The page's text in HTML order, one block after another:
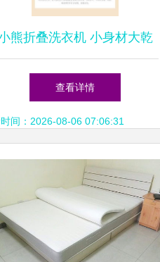
熊折叠洗衣机 小身材大乾
坤，内衣裤洗涤的新选择
查看详情
间：2026-08-06 07:06:31